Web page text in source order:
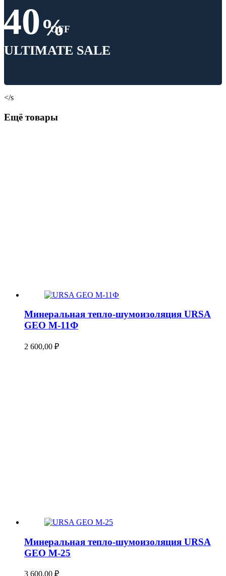
40%
OFF
ULTIMATE SALE
</s
Ещё товары
Минеральная тепло-шумоизоляция URSA
GEO М-11Ф
2 600,00 ₽
Минеральная тепло-шумоизоляция URSA
GEO М-25
3 600,00 ₽